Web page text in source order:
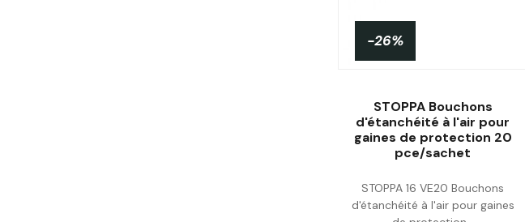
Personnaliser
-26%
STOPPA Bouchons
d'étanchéité à l'air pour
gaines de protection 20
pce/sachet
STOPPA 16 VE20 Bouchons
d'étanchéité à l'air pour gaines